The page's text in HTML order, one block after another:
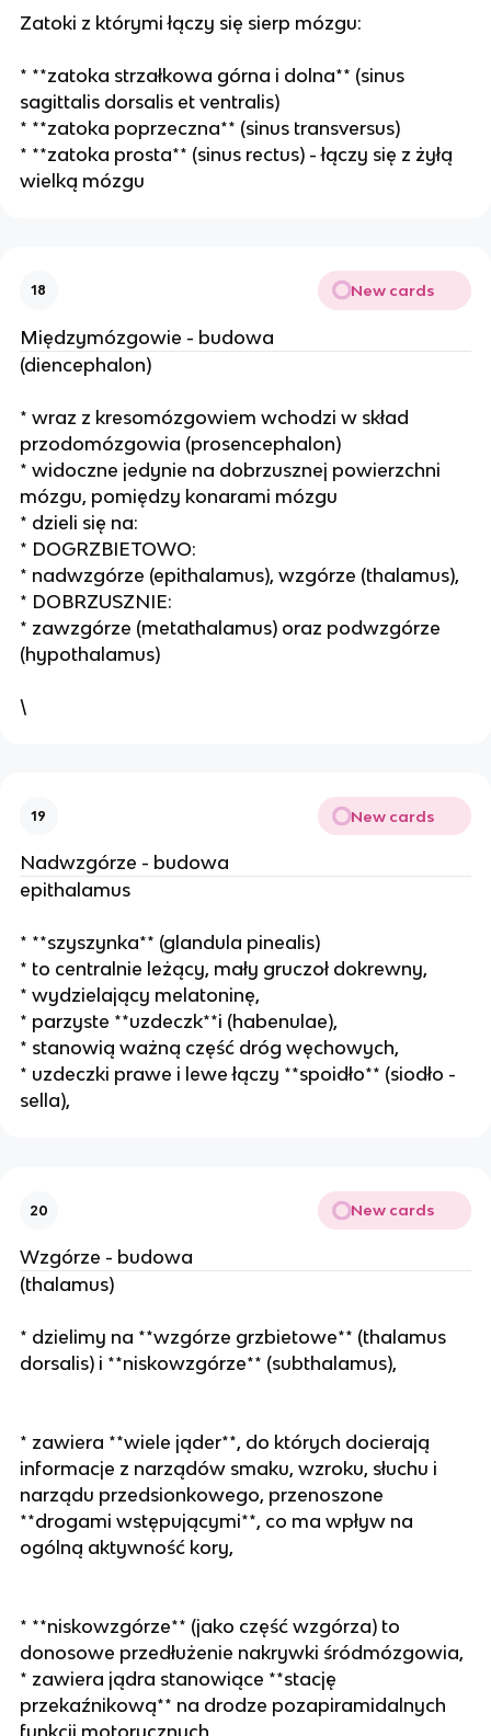
Zatoki z którymi łączy się sierp mózgu:
* **zatoka strzałkowa górna i dolna** (sinus
sagittalis dorsalis et ventralis)
* **zatoka poprzeczna** (sinus transversus)
* **zatoka prosta** (sinus rectus) - łączy się z żyłą
wielką mózgu
18 New cards
Międzymózgowie - budowa
(diencephalon)
* wraz z kresomózgowiem wchodzi w skład
przodomózgowia (prosencephalon)
* widoczne jedynie na dobrzusznej powierzchni
mózgu, pomiędzy konarami mózgu
* dzieli się na:
* DOGRZBIETOWO:
* nadwzgórze (epithalamus), wzgórze (thalamus),
* DOBRZUSZNIE:
* zawzgórze (metathalamus) oraz podwzgórze
(hypothalamus)
\
19 New cards
Nadwzgórze - budowa
epithalamus
* **szyszynka** (glandula pinealis)
* to centralnie leżący, mały gruczoł dokrewny,
* wydzielający melatoninę,
* parzyste **uzdeczk**i (habenulae),
* stanowią ważną część dróg węchowych,
* uzdeczki prawe i lewe łączy **spoidło** (siodło -
sella),
20 New cards
Wzgórze - budowa
(thalamus)
* dzielimy na **wzgórze grzbietowe** (thalamus
dorsalis) i **niskowzgórze** (subthalamus),
* zawiera **wiele jąder**, do których docierają
informacje z narządów smaku, wzroku, słuchu i
narządu przedsionkowego, przenoszone
**drogami wstępującymi**, co ma wpływ na
ogólną aktywność kory,
* **niskowzgórze** (jako część wzgórza) to
donosowe przedłużenie nakrywki śródmózgowia,
* zawiera jądra stanowiące **stację
przekaźnikową** na drodze pozapiramidalnych